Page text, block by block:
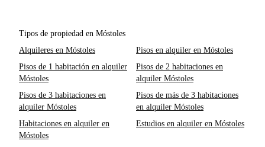
Tipos de propiedad en Móstoles
Alquileres en Móstoles
Pisos en alquiler en Móstoles
Pisos de 1 habitación en alquiler
Móstoles
Pisos de 2 habitaciones en
alquiler Móstoles
Pisos de 3 habitaciones en
alquiler Móstoles
Pisos de más de 3 habitaciones
en alquiler Móstoles
Habitaciones en alquiler en
Móstoles
Estudios en alquiler en Móstoles